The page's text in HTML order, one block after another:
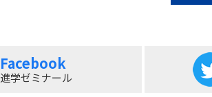
Facebook
進学ゼミナール